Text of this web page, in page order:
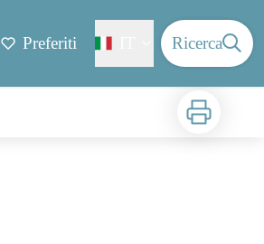
Preferiti Ricerca
Stampa